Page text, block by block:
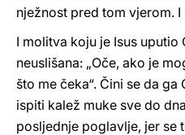
nježnost pred tom vjerom. I
I molitva koju je Isus uputio
neuslišana: „Oče, ako je
što me čeka“. Čini se da
ispiti kalež muke sve do
posljednje poglavlje, jer se